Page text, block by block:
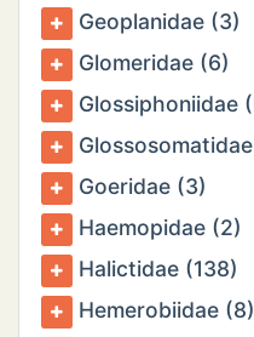
Geoplanidae (3)
Glomeridae (6)
Glossiphoniidae
Goeridae (3)
Haemopidae (2)
Halictidae (138)
Hemerobiidae (8)